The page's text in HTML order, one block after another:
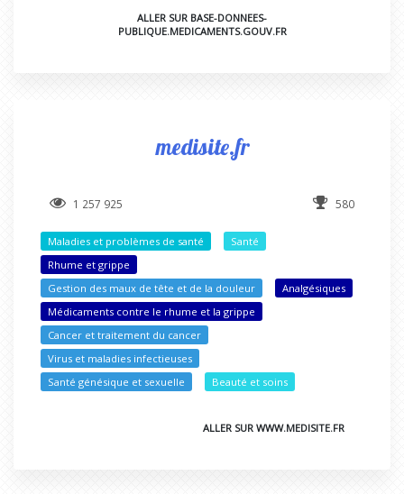
ALLER SUR BASE-DONNEES-
PUBLIQUE.MEDICAMENTS.GOUV.FR
medisite.fr
1 257 925 580
Maladies et problèmes de santé
Santé
Rhume et grippe
Gestion des maux de tête et de la douleur
Analgésiques
Médicaments contre le rhume et la grippe
Cancer et traitement du cancer
Virus et maladies infectieuses
Santé génésique et sexuelle
Beauté et soins
ALLER SUR WWW.MEDISITE.FR